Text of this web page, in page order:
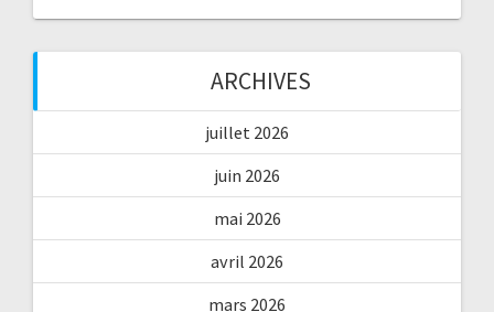
ARCHIVES
juillet 2026
juin 2026
mai 2026
avril 2026
mars 2026